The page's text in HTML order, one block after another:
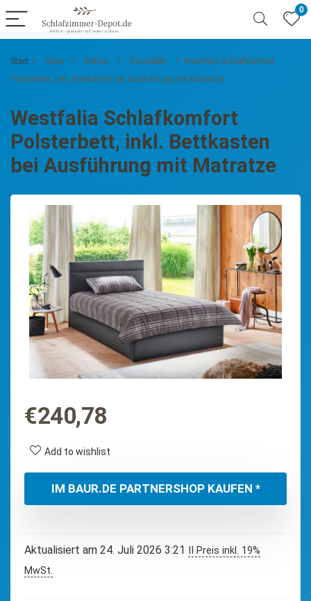
0
Start Shop Betten Einzelbett
Westfalia Schlafkomfort
Polsterbett, inkl. Bettkasten bei Ausführung mit Matratze
Westfalia Schlafkomfort
Polsterbett, inkl. Bettkasten
bei Ausführung mit Matratze
€240,78
Add to wishlist
IM BAUR.DE PARTNERSHOP KAUFEN *
Aktualisiert am 24. Juli 2026 3:21
II Preis inkl. 19%
MwSt.